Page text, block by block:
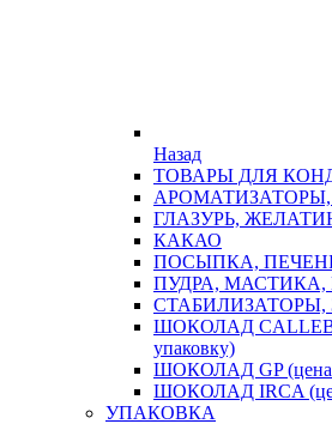
Назад
ТОВАРЫ ДЛЯ
ГЛАЗУРЬ,
КАКАО
ПОСЫПКА,
ПУДРА, МАСТИКА,
СТАБИЛИЗАТОРЫ,
ШОКОЛАД
упаковку)
ШОКОЛАД GP (цена
ШОКОЛАД IRCA
УПАКОВКА